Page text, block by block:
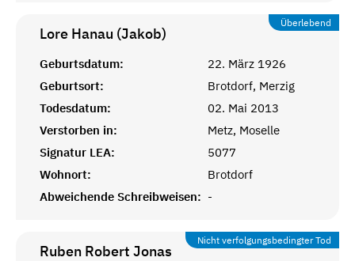
Überlebend
Lore Hanau (Jakob)
Geburtsdatum:
22. März 1926
Geburtsort:
Brotdorf, Merzig
Todesdatum:
02. Mai 2013
Verstorben in:
Metz, Moselle
Signatur LEA:
5077
Wohnort:
Brotdorf
Abweichende Schreibweisen: -
Nicht verfolgungsbedingter Tod
Ruben Robert Jonas